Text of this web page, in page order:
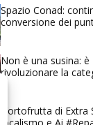
Spazio Conad:
conversione dei
Non è una susina:
rivoluzionare la
L’ortofrutta di
localismo e Ai